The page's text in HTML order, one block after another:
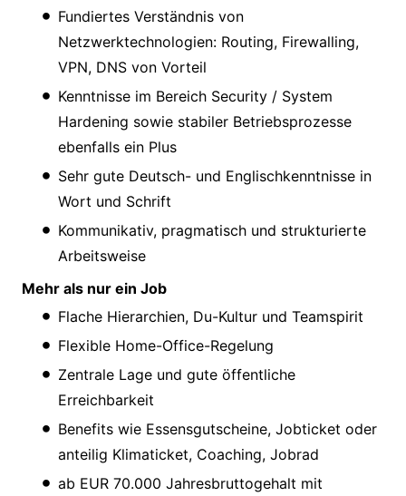
Fundiertes Verständnis von
Netzwerktechnologien: Routing, Firewalling,
VPN, DNS von Vorteil
Kenntnisse im Bereich Security / System
Hardening sowie stabiler Betriebsprozesse
ebenfalls ein Plus
Sehr gute Deutsch- und Englischkenntnisse in
Wort und Schrift
Kommunikativ, pragmatisch und strukturierte
Arbeitsweise
Mehr als nur ein Job
Flache Hierarchien, Du-Kultur und Teamspirit
Flexible Home-Office-Regelung
Zentrale Lage und gute öffentliche
Erreichbarkeit
Benefits wie Essensgutscheine, Jobticket oder
anteilig Klimaticket, Coaching, Jobrad
ab EUR 70.000 Jahresbruttogehalt mit